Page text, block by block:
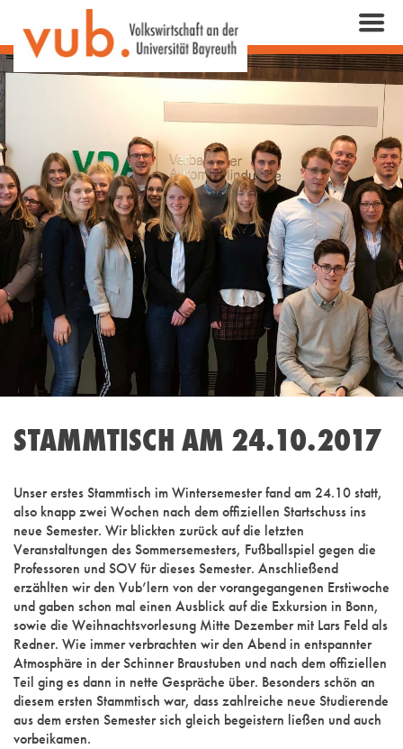
STAMMTISCH AM 24.10.2017
Unser erstes Stammtisch im Wintersemester fand am 24.10 statt,
also knapp zwei Wochen nach dem offiziellen Startschuss ins
neue Semester. Wir blickten zurück auf die letzten
Veranstaltungen des Sommersemesters, Fußballspiel gegen die
Professoren und SOV für dieses Semester. Anschließend
erzählten wir den Vub’lern von der vorangegangenen Erstiwoche
und gaben schon mal einen Ausblick auf die Exkursion in Bonn,
sowie die Weihnachtsvorlesung Mitte Dezember mit Lars Feld als
Redner. Wie immer verbrachten wir den Abend in entspannter
Atmosphäre in der Schinner Braustuben und nach dem offiziellen
Teil ging es dann in nette Gespräche über. Besonders schön an
diesem ersten Stammtisch war, dass zahlreiche neue Studierende
aus dem ersten Semester sich gleich begeistern ließen und auch
vorbeikamen.